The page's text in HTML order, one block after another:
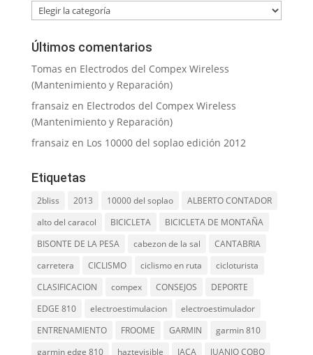
Categorías
Últimos comentarios
Tomas en Electrodos del Compex Wireless
(Mantenimiento y Reparación)
fransaiz en Electrodos del Compex Wireless
(Mantenimiento y Reparación)
fransaiz en Los 10000 del soplao edición 2012
Etiquetas
2bliss 2013 10000 del soplao
ALBERTO CONTADOR
alto del caracol
BICICLETA
BICICLETA DE MONTAÑA
BISONTE DE LA PESA
cabezon de la sal
CANTABRIA
carretera
CICLISMO ciclismo en ruta
cicloturista
CLASIFICACION
compex CONSEJOS
DEPORTE
EDGE 810
electroestimulacion
electroestimulador
ENTRENAMIENTO
FROOME GARMIN
garmin 810
garmin edge 810
haztevisible JACA JUANJO COBO